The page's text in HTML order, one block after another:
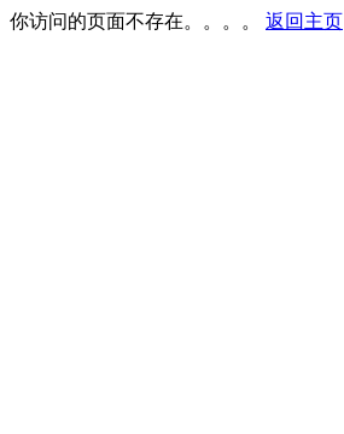
你访问的页面不存在。。。。 返回主页